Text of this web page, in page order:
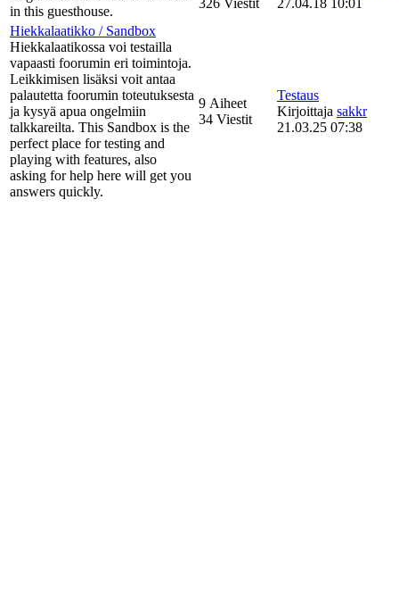
in this guesthouse.
326 Viestit
27.04.18 10:01
Hiekkalaatikko / Sandbox
Hiekkalaatikossa voi testailla
vapaasti foorumin eri toimintoja.
Leikkimisen lisäksi voit antaa
palautetta foorumin toteutuksesta
ja kysyä apua ongelmiin
talkkareilta. This Sandbox is the
perfect place for testing and
playing with features, also
asking for help here will get you
answers quickly.
9 Aiheet
34 Viestit
Testaus
Kirjoittaja sakkr
21.03.25 07:38